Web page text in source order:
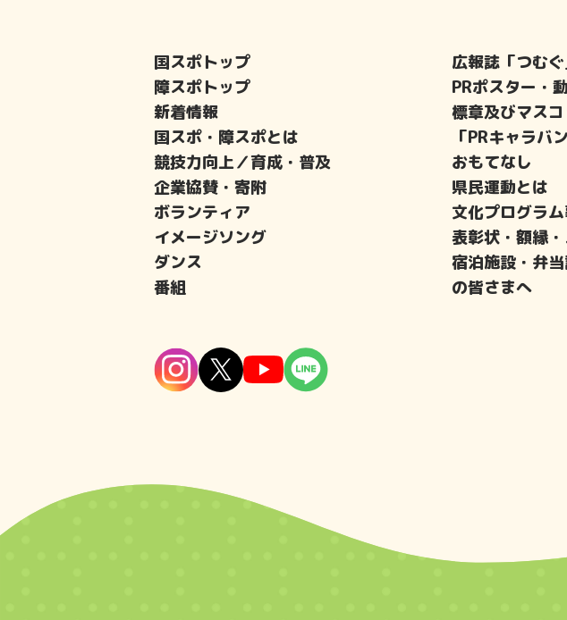
国スポトップ
障スポトップ
新着情報
国スポ・障スポとは
競技力向上／育成・普及
企業協賛・寄附
ボランティア
イメージソング
ダンス
番組
広報誌「つむぐ
PRポスター・
標章及びマス
「PRキャラバ
おもてなし
県民運動とは
文化プログラ
表彰状・額縁
宿泊施設・弁
の皆さまへ